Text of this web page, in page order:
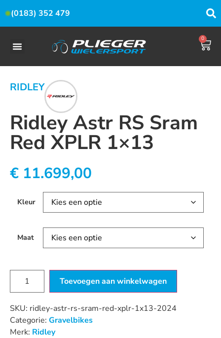
(0183) 352 479
0
RIDLEY
Ridley Astr RS Sram
Red XPLR 1×13
€ 11.699,00
Kleur
Maat
Toevoegen aan winkelwagen
SKU: ridley-astr-rs-sram-red-xplr-1x13-2024
Categorie: Gravelbikes
Merk: Ridley